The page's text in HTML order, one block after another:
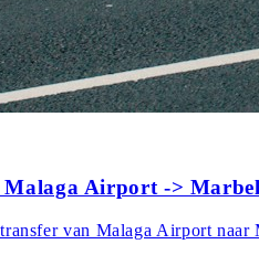
Airport ->
van Malaga Airport